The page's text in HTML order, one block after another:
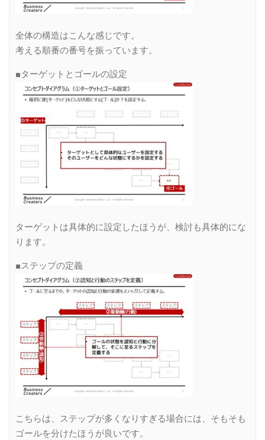
全体の構造はこんな感じです。
考える順番の番号を振っています。
■ターゲットとゴールの設定
ターゲットは具体的に設定したほうが、検討も具体的にな
ります。
■ステップの定義
こちらは、ステップが多くなりすぎる場合には、そもそも
ゴールを分けたほうが良いです。